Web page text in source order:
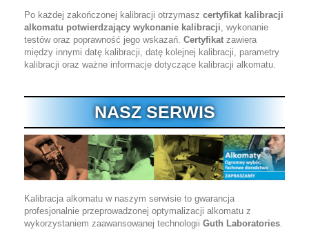
Po każdej zakończonej kalibracji otrzymasz certyfikat kalibracji
alkomatu potwierdzający wykonanie kalibracji , wykonanie
testów oraz poprawność jego wskazań. Certyfikat zawiera
między innymi datę kalibracji, datę kolejnej kalibracji, parametry
kalibracji oraz ważne informacje dotyczące kalibracji alkomatu.
NASZ SERWIS
Kalibracja alkomatu w naszym serwisie to gwarancja
profesjonalnie przeprowadzonej optymalizacji alkomatu z
wykorzystaniem zaawansowanej technologii Guth Laboratories.